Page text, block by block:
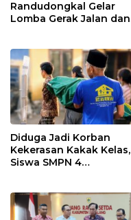
Randudongkal Gelar
Lomba Gerak Jalan dan
Diduga Jadi Korban
Kekerasan Kakak Kelas,
Siswa SMPN 4